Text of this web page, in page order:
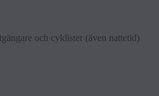
och cyk­l­ister (även nat­tet­id)